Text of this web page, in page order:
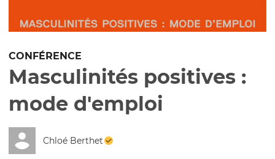
CONFÉRENCE
Masculinités positives :
mode d'emploi
Chloé Berthet